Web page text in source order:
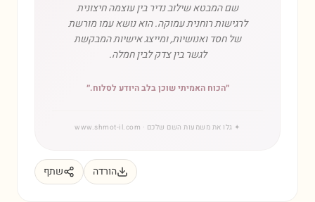
שם המבטא שילוב נדיר בין עוצמה חיצונית
לרגישות רוחנית עמוקה. הוא נושא עמו מורשת
של חסד ואנושיות, ומייצג אישיות המבקשת
לגשר בין צדק לבין חמלה.
״הכוח האמיתי שוכן בלב היודע לסלוח.״
✦ גלו את משמעות השם שלכם · www.shmot-il.com
הורדה שתף